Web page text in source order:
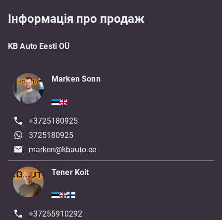
Інформація про продаж
KB Auto Eesti OÜ
Marken Sonn
+3725180925
3725180925
marken@kbauto.ee
Tener Koit
+37255910292